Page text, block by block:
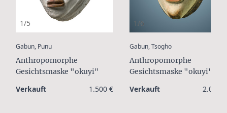
1/5
Gabun, Punu:
Anthropomorphe
Gesichtsmaske "okuyi"
Verkauft 1.500 €
1/6
Gabun, Tsogho:
Anthropomorphe
Gesichtsmaske "okuyi"
Verkauft 2.000 €